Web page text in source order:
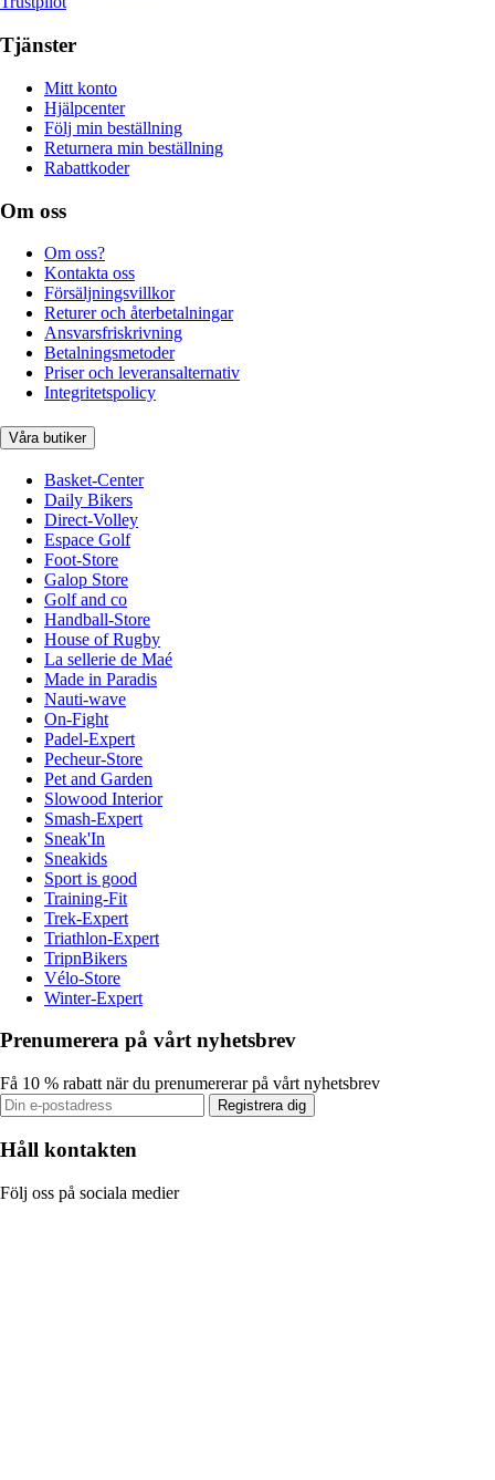
Tjänster
Mitt konto
Hjälpcenter
Följ min beställning
Returnera min beställning
Rabattkoder
Om oss
Om oss?
Kontakta oss
Försäljningsvillkor
Returer och återbetalningar
Ansvarsfriskrivning
Betalningsmetoder
Priser och leveransalternativ
Integritetspolicy
Våra butiker
Basket-Center
Daily Bikers
Direct-Volley
Espace Golf
Foot-Store
Galop Store
Golf and co
Handball-Store
House of Rugby
La sellerie de Maé
Made in Paradis
Nauti-wave
On-Fight
Padel-Expert
Pecheur-Store
Pet and Garden
Slowood Interior
Smash-Expert
Sneak'In
Sneakids
Sport is good
Training-Fit
Trek-Expert
Triathlon-Expert
TripnBikers
Vélo-Store
Winter-Expert
Prenumerera på vårt nyhetsbrev
Få 10 % rabatt när du prenumererar på vårt nyhetsbrev
Registrera dig
Håll kontakten
Följ oss på sociala medier